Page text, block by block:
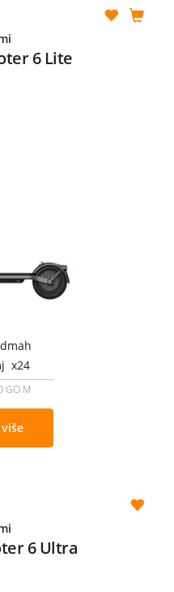
6 Lite
x24
GO M
6 Ultra